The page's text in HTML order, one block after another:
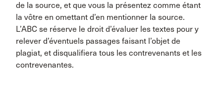
de la source, et que vous la présentez comme étant
la vôtre en omettant d’en mentionner la source.
L’ABC se réserve le droit d’évaluer les textes pour y
relever d’éventuels passages faisant l’objet de
plagiat, et disqualifiera tous les contrevenants et les
contrevenantes.